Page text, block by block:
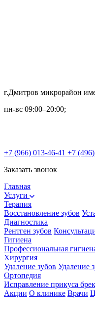
г.Дмитров микрорайон
пн-вс 09:00–20:00;
+7 (966) 013-46-41 +7
Заказать звонок
Главная
Услуги
Терапия
Восстановление зубов
Диагностика
Рентген зубов
Гигиена
Профессиональная
Хирургия
Удаление зубов Удаление
Ортопедия
Исправление прикуса
Акции О клинике Врачи